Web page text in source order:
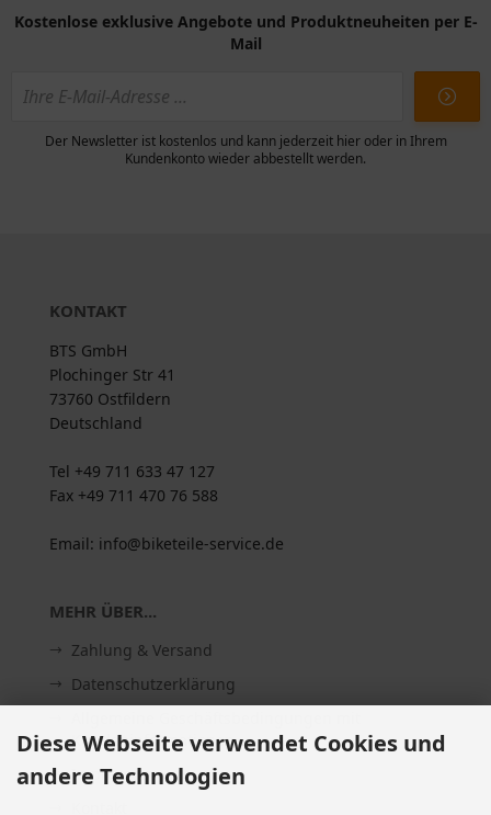
Kostenlose exklusive Angebote und Produktneuheiten per E-
Mail
Der Newsletter ist kostenlos und kann jederzeit hier oder in Ihrem
Kundenkonto wieder abbestellt werden.
KONTAKT
BTS GmbH
Plochinger Str 41
73760 Ostfildern
Deutschland
Tel +49 711 633 47 127
Fax +49 711 470 76 588
Email: info@biketeile-service.de
MEHR ÜBER...
Zahlung & Versand
Datenschutzerklärung
Kundeninformationen
Impressum
Diese Webseite verwendet Cookies und
andere Technologien